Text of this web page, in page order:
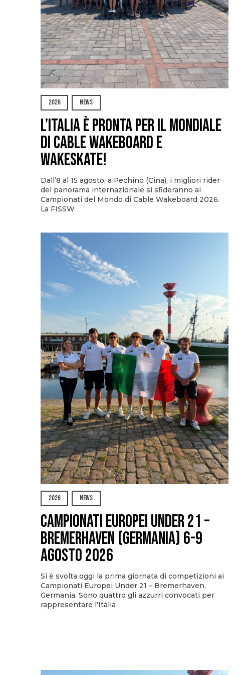
2026 NEWS
L’Italia è pronta per il Mondiale
di Cable Wakeboard e
Wakeskate!
Dall’8 al 15 agosto, a Pechino (Cina), i migliori rider
del panorama internazionale si sfideranno ai
Campionati del Mondo di Cable Wakeboard 2026.
La FISSW
2026 NEWS
Campionati Europei Under 21 –
Bremerhaven (Germania) 6-9
agosto 2026
Si è svolta oggi la prima giornata di competizioni ai
Campionati Europei Under 21 – Bremerhaven,
Germania. Sono quattro gli azzurri convocati per
rappresentare l’Italia